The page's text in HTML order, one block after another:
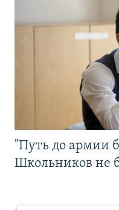
"Путь до армии
Школьников не